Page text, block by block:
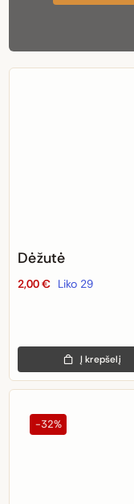
Dėžutė
2,00€ Liko 29
Į krepšelį
-32%